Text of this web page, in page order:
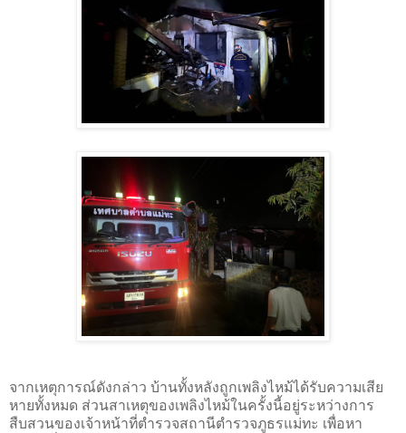
จากเหตุการณ์ดังกล่าว บ้านทั้งหลังถูกเพลิงไหม้ได้รับความเสีย
หายทั้งหมด ส่วนสาเหตุของเพลิงไหม้ในครั้งนี้อยู่ระหว่างการ
สืบสวนของเจ้าหน้าที่ตำรวจสถานีตำรวจภูธรแม่ทะ เพื่อหา